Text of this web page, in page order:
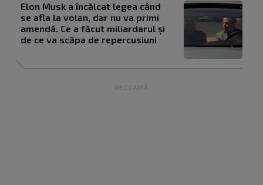
Elon Musk a încălcat legea când
se afla la volan, dar nu va primi
amendă. Ce a făcut miliardarul și
de ce va scăpa de repercusiuni
RECLAMĂ